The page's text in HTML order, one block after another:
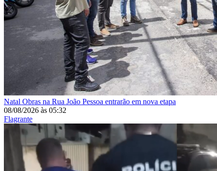
Natal Obras na Rua João Pessoa entrarão em nova etapa
08/08/2026 às 05:32
Flagrante